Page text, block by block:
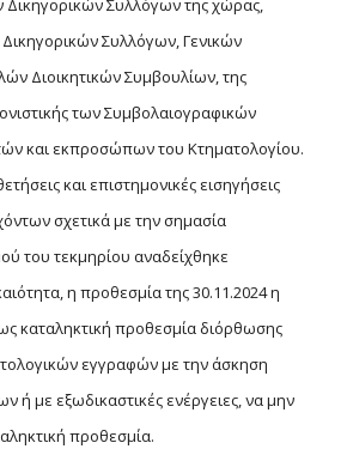
Δικηγορικών Συλλόγων της χώρας,
Συλλόγων, Γενικών
Διοικητικών Συμβουλίων, της
των Συμβολαιογραφικών
και εκπροσώπων του Κτηματολογίου.
και επιστημονικές εισηγήσεις
σχετικά με την σημασία
του τεκμηρίου αναδείχθηκε
η προθεσμία της 30.11.2024 η
καταληκτική προθεσμία διόρθωσης
εγγραφών με την άσκηση
ή με εξωδικαστικές ενέργειες, να μην
προθεσμία.